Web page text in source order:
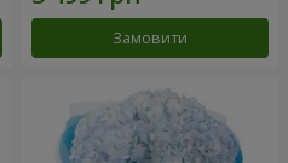
Замовити